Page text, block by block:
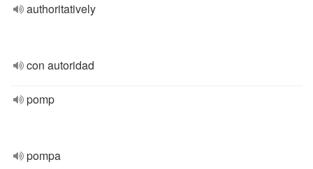
authoritatively
con autoridad
pomp
pompa